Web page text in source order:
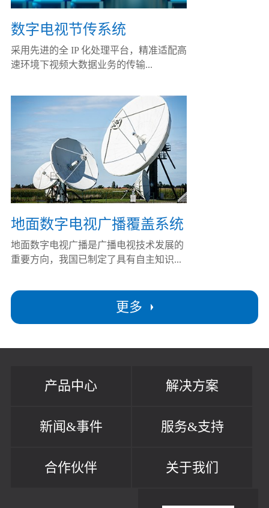
更多
数字电视节传系统
采用先进的全 IP 化处理平台，精准适配高
速环境下视频大数据业务的传输...
地面数字电视广播覆盖系统
地面数字电视广播是广播电视技术发展的
重要方向，我国已制定了具有自主知识...
产品中心 解决方案
新闻&事件 服务&支持
合作伙伴 关于我们